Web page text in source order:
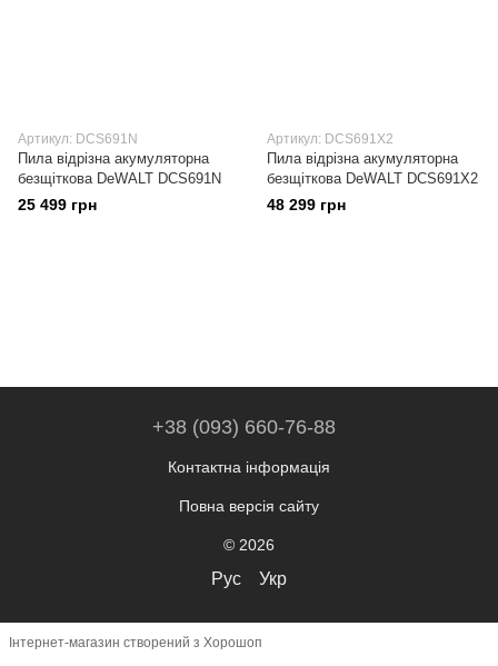
Артикул: DCS691N
Пила відрізна акумуляторна
безщіткова DeWALT DCS691N
25 499 грн
Артикул: DCS691X2
Пила відрізна акумуляторна
безщіткова DeWALT DCS691X2
48 299 грн
+38 (093) 660-76-88
Контактна інформація
Повна версія сайту
© 2026
Рус Укр
Інтернет-магазин створений з Хорошоп